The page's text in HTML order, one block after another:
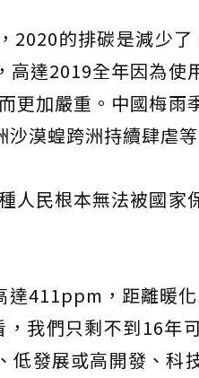
2020的排碳是減少
達2019全年因為使
更加嚴重。中國梅雨
漠蝗跨洲持續肆虐等
人民根本無法被國家
達411ppm，距離暖
我們只剩不到16年
低發展或高開發、科